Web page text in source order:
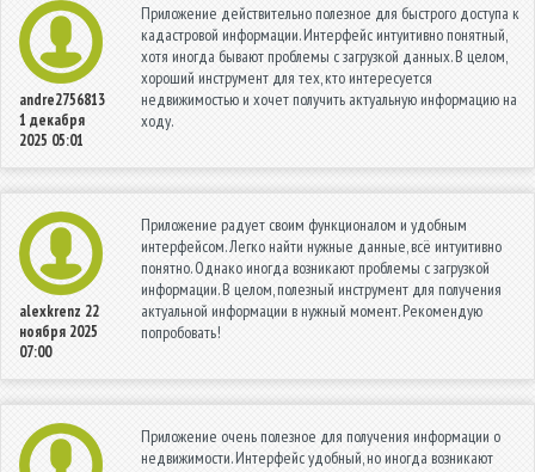
andre2756813
1 декабря
2025 05:01
Приложение действительно полезное для быстрого доступа к
кадастровой информации. Интерфейс интуитивно понятный,
хотя иногда бывают проблемы с загрузкой данных. В целом,
хороший инструмент для тех, кто интересуется
недвижимостью и хочет получить актуальную информацию на
ходу.
alexkrenz 22
ноября 2025
07:00
Приложение радует своим функционалом и удобным
интерфейсом. Легко найти нужные данные, всё интуитивно
понятно. Однако иногда возникают проблемы с загрузкой
информации. В целом, полезный инструмент для получения
актуальной информации в нужный момент. Рекомендую
попробовать!
Приложение очень полезное для получения информации о
недвижимости. Интерфейс удобный, но иногда возникают